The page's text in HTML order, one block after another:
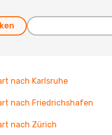
nach Karlsruhe
nach Friedrichshafen
nach Zürich